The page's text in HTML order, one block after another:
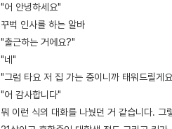
"어 안녕하세요"
꾸벅 인사를 하는 알바
"출근하는 거에요?"
"네"
"그럼 타요 저 집 가는 중이니까 태워드릴게
"어 감사합니다"
뭐 이런 식의 대화를 나눴던 거 같습니다.